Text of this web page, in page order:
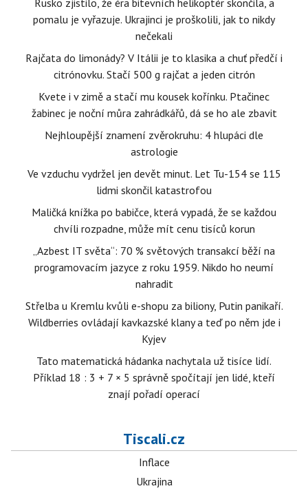
Rusko zjistilo, že éra bitevních helikoptér skončila, a
pomalu je vyřazuje. Ukrajinci je proškolili, jak to nikdy
nečekali
Rajčata do limonády? V Itálii je to klasika a chuť předčí i
citrónovku. Stačí 500 g rajčat a jeden citrón
Kvete i v zimě a stačí mu kousek kořínku. Ptačinec
žabinec je noční můra zahrádkářů, dá se ho ale zbavit
Nejhloupější znamení zvěrokruhu: 4 hlupáci dle
astrologie
Ve vzduchu vydržel jen devět minut. Let Tu-154 se 115
lidmi skončil katastrofou
Maličká knížka po babičce, která vypadá, že se každou
chvíli rozpadne, může mít cenu tisíců korun
„Azbest IT světa“: 70 % světových transakcí běží na
programovacím jazyce z roku 1959. Nikdo ho neumí
nahradit
Střelba u Kremlu kvůli e-shopu za biliony, Putin panikaří.
Wildberries ovládají kavkazské klany a teď po něm jde i
Kyjev
Tato matematická hádanka nachytala už tisíce lidí.
Příklad 18 : 3 + 7 × 5 správně spočítají jen lidé, kteří
znají pořadí operací
Tiscali.cz
Inflace
Ukrajina